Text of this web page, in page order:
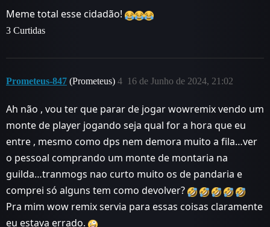
Meme total esse cidadão!
3 Curtidas
Prometeus-847 (Prometeus) 16 de Junho de 2024, 21:02
4
Ah não , vou ter que parar de jogar wowremix vendo um
monte de player jogando seja qual for a hora que eu
entre , mesmo como dps nem demora muito a fila…ver
o pessoal comprando um monte de montaria na
guilda…tranmogs nao curto muito os de pandaria e
comprei só alguns tem como devolver?
Pra mim wow remix servia para essas coisas claramente
eu estava errado.